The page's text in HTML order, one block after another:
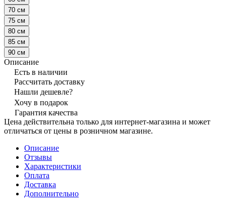
70 см
75 см
80 см
85 см
90 см
Описание
Есть в наличии
Рассчитать доставку
Нашли дешевле?
Хочу в подарок
Гарантия качества
Цена действительна только для интернет-магазина и может
отличаться от цены в розничном магазине.
Описание
Отзывы
Характеристики
Оплата
Доставка
Дополнительно